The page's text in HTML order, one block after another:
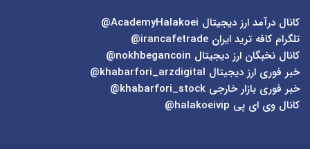
کانال درآمد ارز دیجیتال AcademyHalakoei@
تلگرام کافه ترید ایران irancafetrade@
کانال نخبگان ارز دیجیتال nokhbegancoin@
خبر فوری ارز دیجیتال khabarfori_arzdigital@
خبر فوری بازار خارجی khabarfori_stock@
کانال وی ای پی halakoeivip@